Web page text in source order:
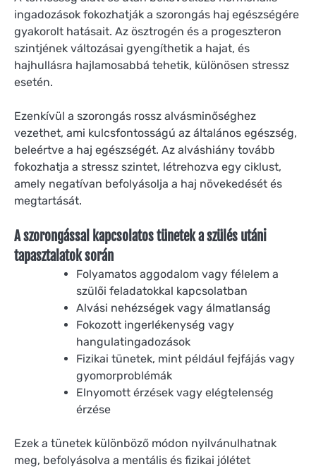
ingadozások fokozhatják a szorongás haj egészségére
gyakorolt hatásait. Az ösztrogén és a progeszteron
szintjének változásai gyengíthetik a hajat, és
hajhullásra hajlamosabbá tehetik, különösen stressz
esetén.
Ezenkívül a szorongás rossz alvásminőséghez
vezethet, ami kulcsfontosságú az általános egészség,
beleértve a haj egészségét. Az alváshiány tovább
fokozhatja a stressz szintet, létrehozva egy ciklust,
amely negatívan befolyásolja a haj növekedését és
megtartását.
A szorongással kapcsolatos tünetek a szülés utáni
tapasztalatok során
Folyamatos aggodalom vagy félelem a
szülői feladatokkal kapcsolatban
Alvási nehézségek vagy álmatlanság
Fokozott ingerlékenység vagy
hangulatingadozások
Fizikai tünetek, mint például fejfájás vagy
gyomorproblémák
Elnyomott érzések vagy elégtelenség
érzése
Ezek a tünetek különböző módon nyilvánulhatnak
meg, befolyásolva a mentális és fizikai jólétet